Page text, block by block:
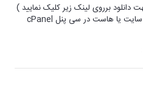
سی پنل شماره 11 ( جهت دانلود برروی لینک زیر کلیک نمایید )
دانلود فیلم آموزش دسترسی به روت سایت یا هاست در سی پنل cPanel